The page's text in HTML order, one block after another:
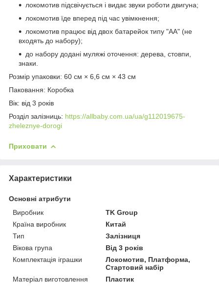
локомотив підсвічується і видає звуки роботи двигуна;
локомотив їде вперед під час увімкнення;
локомотив працює від двох батарейок типу "АА" (не
входять до набору);
до набору додані муляжі оточення: дерева, стовпи,
знаки.
Розмір упаковки: 60 см × 6,6 см × 43 см
Паковання: Коробка
Вік: від 3 років
Розділ залізниць: https://allbaby.com.ua/ua/g112019675-
zheleznye-dorogi
Приховати
Характеристики
Основні атрибути
Виробник
TK Group
Країна виробник
Китай
Тип
Залізниця
Вікова група
Від 3 років
Комплектація іграшки
Локомотив, Платформа,
Стартовий набір
Матеріал виготовлення
Пластик